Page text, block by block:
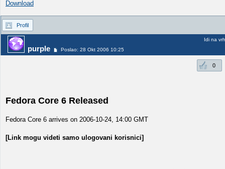
Download
Profil
purple Poslao: 28 Okt 2006 10:25
Idi na vrh
0
Fedora Core 6 Released
Fedora Core 6 arrives on 2006-10-24, 14:00 GMT
[Link mogu videti samo ulogovani korisnici]